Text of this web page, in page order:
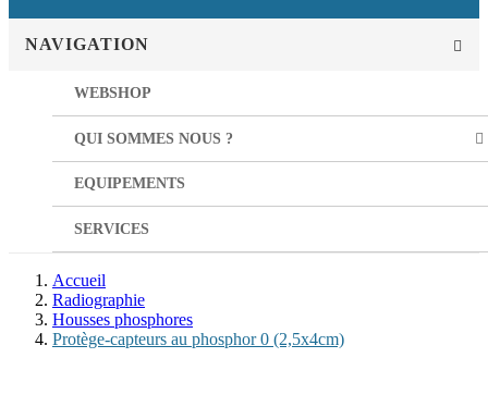
NAVIGATION
WEBSHOP
QUI SOMMES NOUS ?
EQUIPEMENTS
SERVICES
Accueil
Radiographie
Housses phosphores
Protège-capteurs au phosphor 0 (2,5x4cm)